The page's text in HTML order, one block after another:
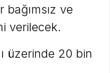
ve
verilecek.
üzerinde 20 bin